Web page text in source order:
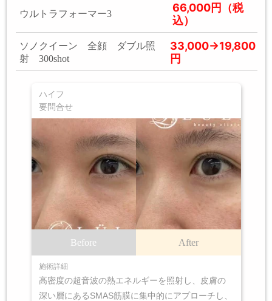
ウルトラフォーマー3
66,000円（税
込）
ソノクイーン 全顔 ダブル照
射 300shot
33,000→19,800
円
ハイフ
要問合せ
Before After
施術詳細
高密度の超音波の熱エネルギーを照射し、皮膚の
深い層にあるSMAS筋膜に集中的にアプローチし、